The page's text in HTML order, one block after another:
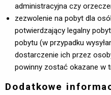
administracyjna czy
zezwolenie na pobyt dla
potwierdzający legalny
pobytu (w przypadku
dostarczenie ich przez
powinny zostać okazane w
Dodatkowe